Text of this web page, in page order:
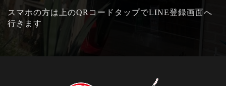
スマホの方は上のQRコードタップでLINE登録画面へ
行きます